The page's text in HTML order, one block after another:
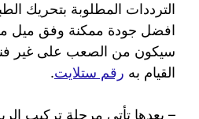
الترددات المطلوبة بتحريك
افضل جودة ممكنة وفق ميل
سيكون من الصعب على غير
القيام به رقم ستلايت.
– بعدها تأتي مرحلة تركيب